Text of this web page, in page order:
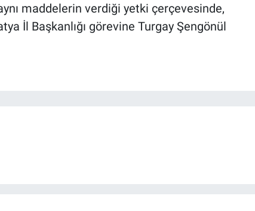
maddelerin verdiği yetki çerçevesinde,
İl Başkanlığı görevine Turgay Şengönül